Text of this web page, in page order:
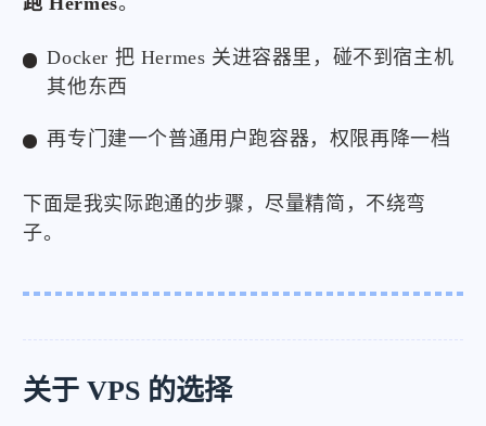
Docker 把 Hermes 关进容器里，碰不到宿主机
其他东西
再专门建一个普通用户跑容器，权限再降一档
下面是我实际跑通的步骤，尽量精简，不绕弯
子。
关于 VPS 的选择